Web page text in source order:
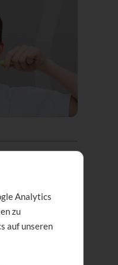
Analytics
zu
auf unseren